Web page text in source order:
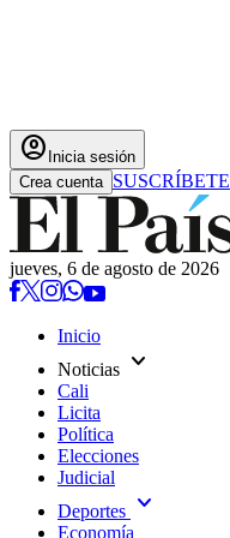
account_circle Inicia sesión
Crea cuenta SUSCRÍBETE
jueves, 6 de agosto de 2026
Inicio
Noticias expand_more
Cali
Licita
Política
Elecciones
Judicial
Deportes expand_more
Economía